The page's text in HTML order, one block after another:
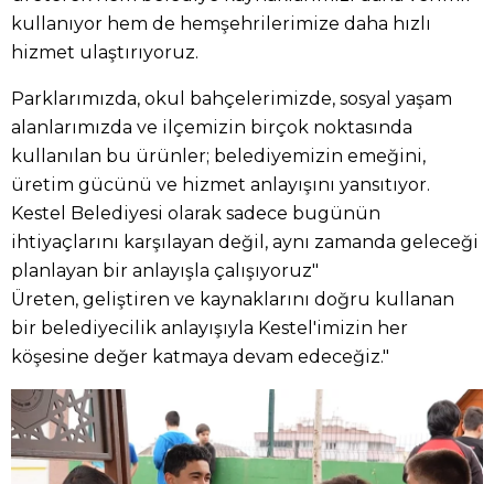
kullanıyor hem de hemşehrilerimize daha hızlı
hizmet ulaştırıyoruz.
Parklarımızda, okul bahçelerimizde, sosyal yaşam
alanlarımızda ve ilçemizin birçok noktasında
kullanılan bu ürünler; belediyemizin emeğini,
üretim gücünü ve hizmet anlayışını yansıtıyor.
Kestel Belediyesi olarak sadece bugünün
ihtiyaçlarını karşılayan değil, aynı zamanda geleceği
planlayan bir anlayışla çalışıyoruz"
Üreten, geliştiren ve kaynaklarını doğru kullanan
bir belediyecilik anlayışıyla Kestel'imizin her
köşesine değer katmaya devam edeceğiz."